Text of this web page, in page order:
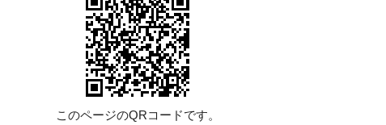
このページのQRコードです。